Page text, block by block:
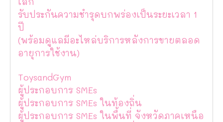
รับประกันความชำรุดบกพร่องเป็นระยะเวลา 1
ปี
(พร้อมดูแลมีอะไหล่บริการหลังการขายตลอด
อายุการใช้งาน)
ToysandGym
ผู้ประกอบการ SMEs
ผู้ประกอบการ SMEs ในท้องถิ่น
ผู้ประกอบการ SMEs ในพื้นที่ จังหวัดภาคเหนือ